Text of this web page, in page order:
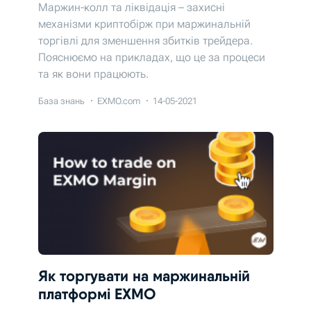
Маржин-колл та ліквідація – захисні
механізми криптобірж при маржинальній
торгівлі для зменшення збитків трейдера.
Пояснюємо на прикладах, що це за процеси
та як вони працюють.
База знань EXMO.com 14-05-2021
Як торгувати на маржинальній
платформі EXMO